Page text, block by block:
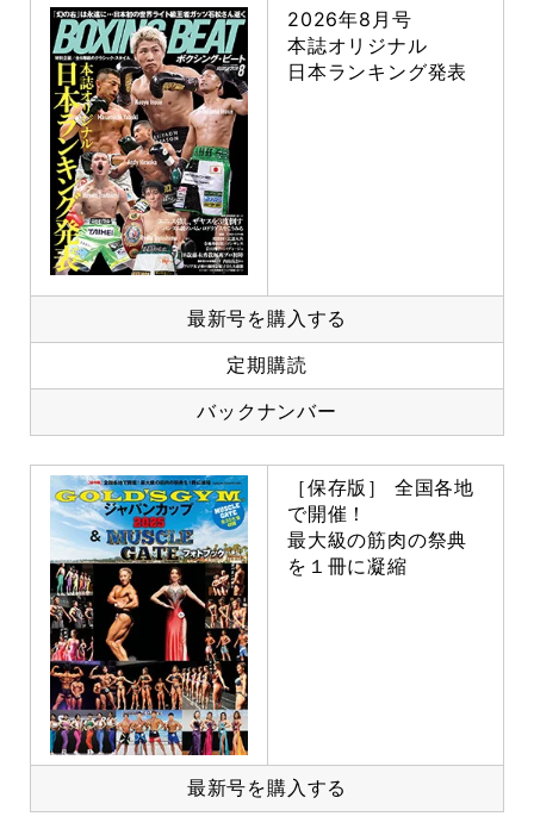
2026年8月号
本誌オリジナル
日本ランキング発表
最新号を購入する
定期購読
バックナンバー
［保存版］ 全国各地
で開催！
最大級の筋肉の祭典
を１冊に凝縮
最新号を購入する